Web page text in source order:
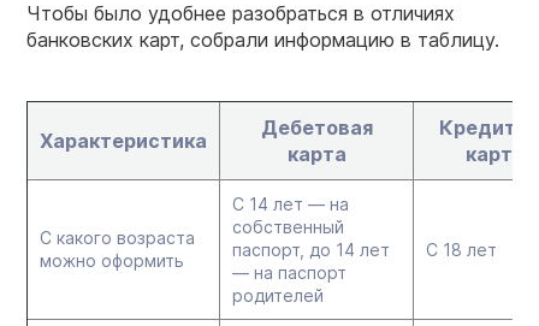
Чтобы было удобнее разобраться в отличиях
банковских карт, собрали информацию в таблицу.
Характеристика
Дебетовая
карта
карта
С какого возраста
можно оформить
С 14 лет — на
собственный
паспорт, до 14 лет
— на паспорт
родителей
С 18 лет